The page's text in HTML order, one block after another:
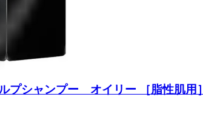
プシャンプー オイリー ［脂性肌用］